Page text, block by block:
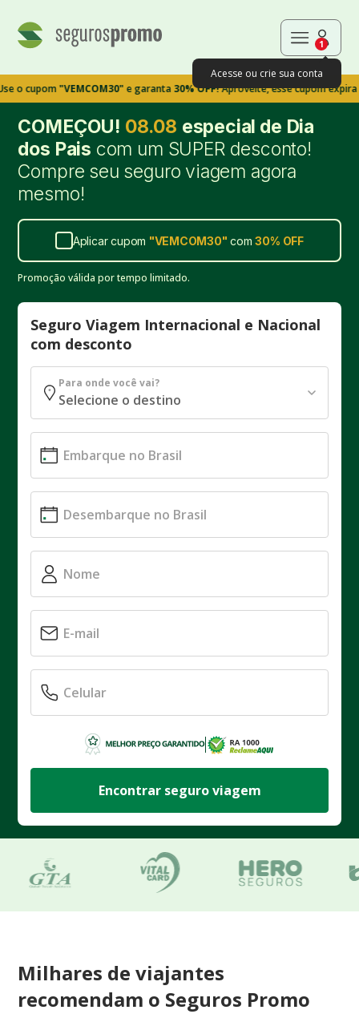
1
Acesse ou crie sua conta
"VEMCOM30"e garanta30% OFF!Aproveite, esse cupom expira em
COMEÇOU! 08.08 especial de Dia
dos Pais com um SUPER desconto!
Compre seu seguro viagem agora
mesmo!
Aplicar cupom "VEMCOM30" com30% OFF
Promoção válida por tempo limitado.
Seguro Viagem Internacional e Nacional
com desconto
Para onde você vai?
Encontrar seguro viagem
Milhares de viajantes
recomendam o Seguros Promo